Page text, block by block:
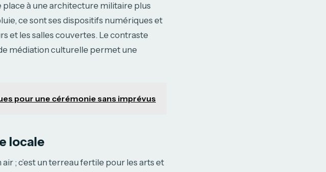
à une architecture militaire plus
ce sont ses dispositifs numériques et
et les salles couvertes. Le contraste
médiation culturelle permet une
pour une cérémonie sans imprévus
locale
; c’est un terreau fertile pour les arts et